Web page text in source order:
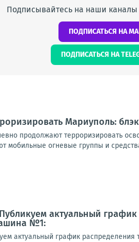
Подписывайтесь на наши
ПОДПИСАТЬСЯ НА
ПОДПИСАТЬСЯ НА
Мариуполь:
продолжают терроризировать
мобильные огневые группы и
актуальный
№1:
актуальный график